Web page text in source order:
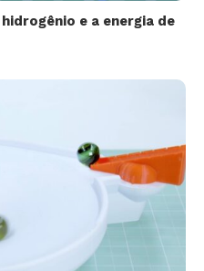
e a energia de